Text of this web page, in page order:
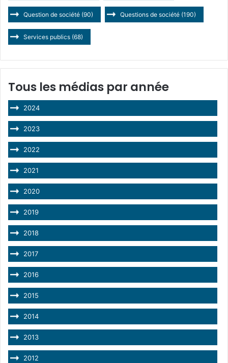
Question de société (90) Questions de société (190)
Services publics (68)
Tous les médias par année
2024
2023
2022
2021
2020
2019
2018
2017
2016
2015
2014
2013
2012